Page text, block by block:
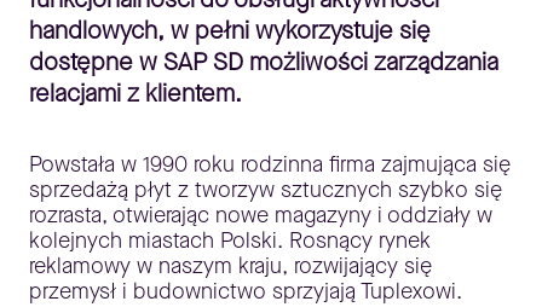
handlowych, w pełni wykorzystuje się
dostępne w SAP SD możliwości zarządzania
relacjami z klientem.
Powstała w 1990 roku rodzinna firma zajmująca się
sprzedażą płyt z tworzyw sztucznych szybko się
rozrasta, otwierając nowe magazyny i oddziały w
kolejnych miastach Polski. Rosnący rynek
reklamowy w naszym kraju, rozwijający się
przemysł i budownictwo sprzyjają Tuplexowi.